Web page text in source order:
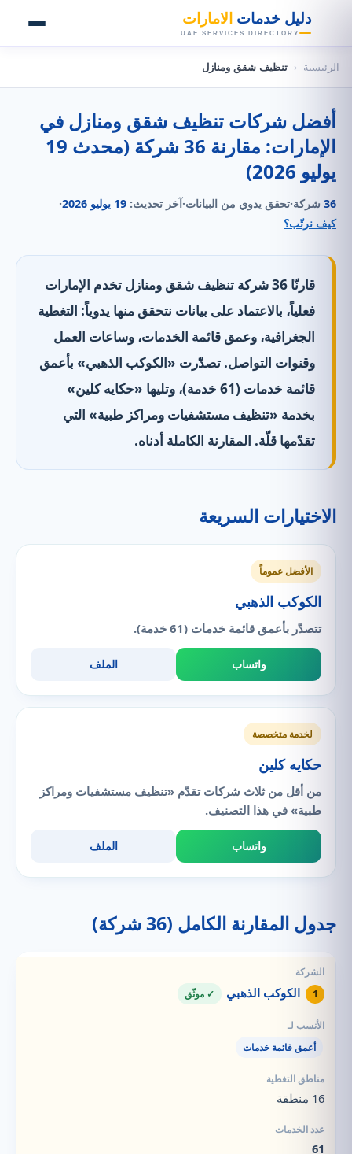
دليل خدمات الامارات
UAE SERVICES DIRECTORY
الرئيسية ‹ تنظيف شقق ومنازل
أفضل شركات تنظيف شقق ومنازل في
الإمارات: مقارنة 36 شركة (محدث 19
يوليو 2026)
36 شركة·تحقق يدوي من البيانات·آخر تحديث: 19 يوليو 2026
·
كيف نرتّب؟
قارنّا 36 شركة تنظيف شقق ومنازل تخدم الإمارات
فعلياً، بالاعتماد على بيانات نتحقق منها يدوياً: التغطية
الجغرافية، وعمق قائمة الخدمات، وساعات العمل
وقنوات التواصل. تصدّرت «الكوكب الذهبي» بأعمق
قائمة خدمات (61 خدمة)، وتليها «حكايه كلين»
بخدمة «تنظيف مستشفيات ومراكز طبية» التي
تقدّمها قلّة. المقارنة الكاملة أدناه.
الاختيارات السريعة
الأفضل عموماً
الكوكب الذهبي
تتصدّر بأعمق قائمة خدمات (61 خدمة).
واتساب الملف
لخدمة متخصصة
حكايه كلين
من أقل من ثلاث شركات تقدّم «تنظيف مستشفيات ومراكز
طبية» في هذا التصنيف.
واتساب الملف
جدول المقارنة الكامل (36 شركة)
1 الكوكب الذهبي ✓ موثّق
أعمق قائمة خدمات
16 منطقة
61